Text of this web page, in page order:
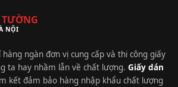
NỘI
ngàn đơn vị cung cấp và thi công giấy
ta hay nhầm lẫn về chất lượng. Giấy dán
kết đảm bảo hàng nhập khẩu chất lượng